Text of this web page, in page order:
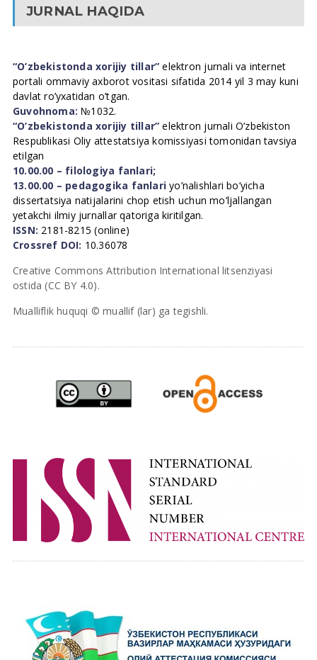
JURNAL HAQIDA
“O’zbekistonda xorijiy tillar” elektron jurnali va internet
portali ommaviy axborot vositasi sifatida 2014 yil 3 may kuni
davlat ro’yxatidan o’tgan.
Guvohnoma: №1032.
“O’zbekistonda xorijiy tillar” elektron jurnali O’zbekiston
Respublikasi Oliy attestatsiya komissiyasi tomonidan tavsiya
etilgan
10.00.00 – filologiya fanlari;
13.00.00 – pedagogika fanlari yo’nalishlari bo’yicha
dissertatsiya natijalarini chop etish uchun mo’ljallangan
yetakchi ilmiy jurnallar qatoriga kiritilgan.
ISSN: 2181-8215 (online)
Crossref DOI: 10.36078
Creative Commons Attribution International litsenziyasi
ostida (CC BY 4.0).
Mualliflik huquqi © muallif (lar) ga tegishli.